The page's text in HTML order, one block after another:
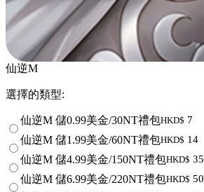
仙逆M
選擇的類型:
仙逆M 儲0.99美金/30NT禮包HKD$ 7
仙逆M 儲1.99美金/60NT禮包HKD$ 14
仙逆M 儲4.99美金/150NT禮包HKD$ 35
仙逆M 儲6.99美金/220NT禮包HKD$ 50